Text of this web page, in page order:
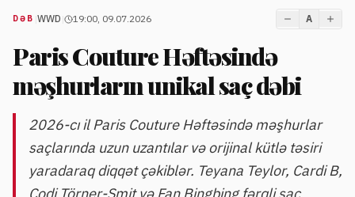
DƏB WWD 19:00, 09.07.2026 A
Paris Couture Həftəsində
məşhurların unikal saç dəbi
2026-cı il Paris Couture Həftəsində məşhurlar
saçlarında uzun uzantılar və orijinal kütlə təsiri
yaradaraq diqqət çəkiblər. Teyana Teylor, Cardi B,